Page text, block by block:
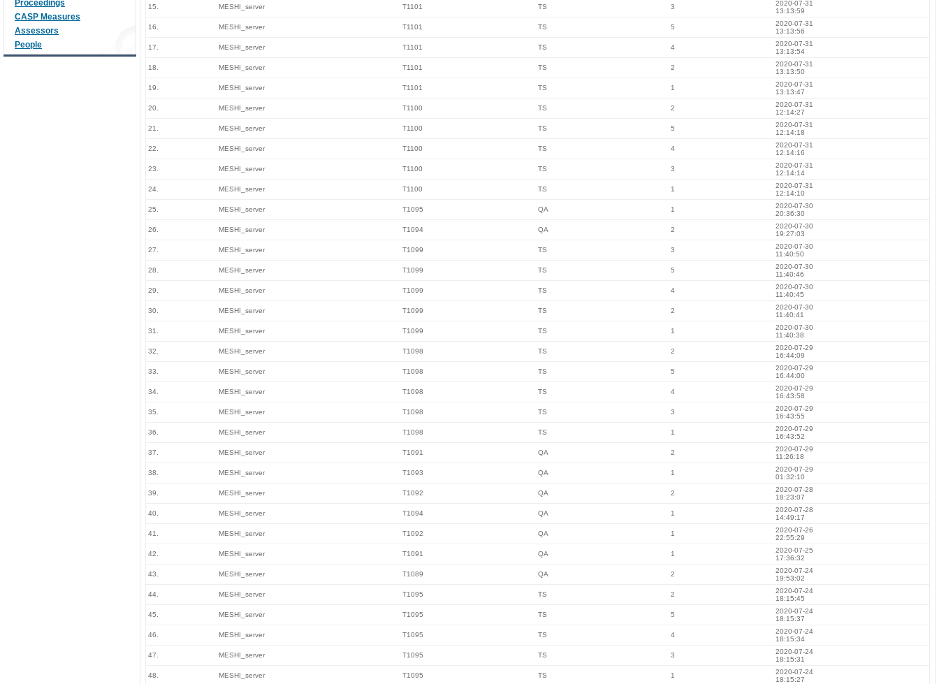
Proceedings
CASP Measures
Assessors
People
15. MESHI_server T1101 TS 3
2020-07-31
13:13:59
16. MESHI_server T1101 TS 5
2020-07-31
13:13:56
17. MESHI_server T1101 TS 4
2020-07-31
13:13:54
18. MESHI_server T1101 TS 2
2020-07-31
13:13:50
19. MESHI_server T1101 TS 1
2020-07-31
13:13:47
20. MESHI_server T1100 TS 2
2020-07-31
12:14:27
21. MESHI_server T1100 TS 5
2020-07-31
12:14:18
22. MESHI_server T1100 TS 4
2020-07-31
12:14:16
23. MESHI_server T1100 TS 3
2020-07-31
12:14:14
24. MESHI_server T1100 TS 1
2020-07-31
12:14:10
25. MESHI_server T1095 QA 1
2020-07-30
20:36:30
26. MESHI_server T1094 QA 2
2020-07-30
19:27:03
27. MESHI_server T1099 TS 3
2020-07-30
11:40:50
28. MESHI_server T1099 TS 5
2020-07-30
11:40:46
29. MESHI_server T1099 TS 4
2020-07-30
11:40:45
30. MESHI_server T1099 TS 2
2020-07-30
11:40:41
31. MESHI_server T1099 TS 1
2020-07-30
11:40:38
32. MESHI_server T1098 TS 2
2020-07-29
16:44:09
33. MESHI_server T1098 TS 5
2020-07-29
16:44:00
34. MESHI_server T1098 TS 4
2020-07-29
16:43:58
35. MESHI_server T1098 TS 3
2020-07-29
16:43:55
36. MESHI_server T1098 TS 1
2020-07-29
16:43:52
37. MESHI_server T1091 QA 2
2020-07-29
11:26:18
38. MESHI_server T1093 QA 1
2020-07-29
01:32:10
39. MESHI_server T1092 QA 2
2020-07-28
18:23:07
40. MESHI_server T1094 QA 1
2020-07-28
14:49:17
41. MESHI_server T1092 QA 1
2020-07-26
22:55:29
42. MESHI_server T1091 QA 1
2020-07-25
17:36:32
43. MESHI_server T1089 QA 2
2020-07-24
19:53:02
44. MESHI_server T1095 TS 2
2020-07-24
18:15:45
45. MESHI_server T1095 TS 5
2020-07-24
18:15:37
46. MESHI_server T1095 TS 4
2020-07-24
18:15:34
47. MESHI_server T1095 TS 3
2020-07-24
18:15:31
48. MESHI_server T1095 TS 1
2020-07-24
18:15:27